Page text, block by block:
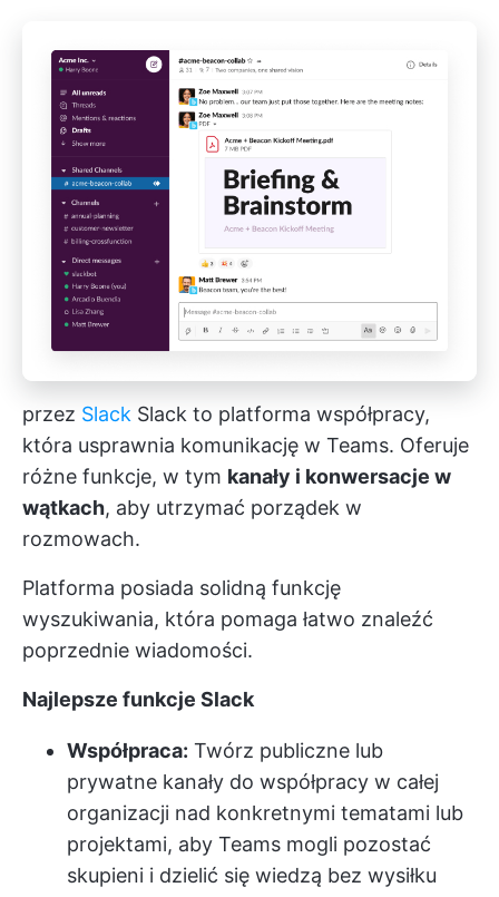
przez Slack Slack to platforma współpracy,
która usprawnia komunikację w Teams. Oferuje
różne funkcje, w tym kanały i konwersacje w
wątkach, aby utrzymać porządek w
rozmowach.
Platforma posiada solidną funkcję
wyszukiwania, która pomaga łatwo znaleźć
poprzednie wiadomości.
Najlepsze funkcje Slack
Współpraca: Twórz publiczne lub
prywatne kanały do współpracy w całej
organizacji nad konkretnymi tematami lub
projektami, aby Teams mogli pozostać
skupieni i dzielić się wiedzą bez wysiłku